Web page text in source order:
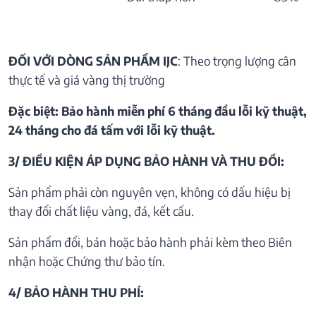
ĐỐI VỚI DÒNG SẢN PHẨM IJC: Theo trọng lượng cân
thực tế và giá vàng thị trường
Đặc biệt: Bảo hành miễn phí 6 tháng đầu lỗi kỹ thuật,
24 tháng cho đá tấm với lỗi kỹ thuật.
3/ ĐIỀU KIỆN ÁP DỤNG BẢO HÀNH VÀ THU ĐỒI:
Sản phẩm phải còn nguyên vẹn, không có dấu hiệu bị
thay đổi chất liệu vàng, đá, kết cấu.
Sản phẩm đổi, bán hoặc bảo hành phải kèm theo Biên
nhận hoặc Chứng thư bảo tín.
4/ BẢO HÀNH THU PHÍ: